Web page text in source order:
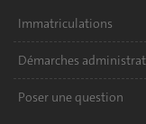
Immatriculations
Démarches
Poser une question